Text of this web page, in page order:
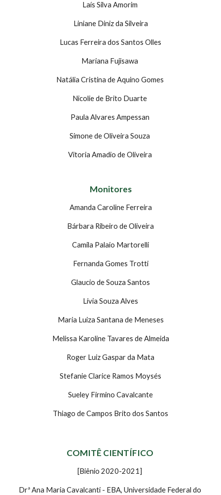
Laís Silva Amorim
Liniane Diniz da Silveira
Lucas Ferreira dos Santos Olles
Mariana Fujisawa
Natália Cristina de Aquino Gomes
Nicolie de Brito Duarte
Paula Alvares Ampessan
Simone de Oliveira Souza
Vitoria Amadio de Oliveira
Monitores
Amanda Caroline Ferreira
Bárbara Ribeiro de Oliveira
Camila Palaio Martorelli
Fernanda Gomes Trotti
Glaucio de Souza Santos
Lívia Souza Alves
Maria Luiza Santana de Meneses
Melissa Karoline Tavares de Almeida
Roger Luiz Gaspar da Mata
Stefanie Clarice Ramos Moysés
Sueley Firmino Cavalcante
Thiago de Campos Brito dos Santos
COMITÊ CIENTÍFICO
[Biênio 2020-2021]
Drª Ana Maria Cavalcanti - EBA, Universidade Federal do